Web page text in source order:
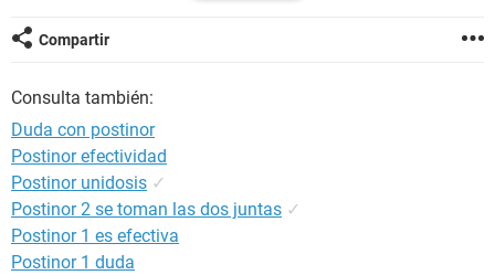
verdad? Ayudaaaa!!!
Compartir
Consulta también:
Duda con postinor
Postinor efectividad
Postinor unidosis ✓
Postinor 2 se toman las dos juntas ✓
Postinor 1 es efectiva
Postinor 1 duda